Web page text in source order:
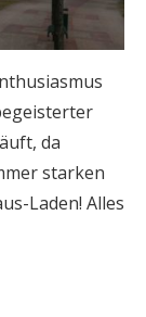
da
starken
Laden! Alles